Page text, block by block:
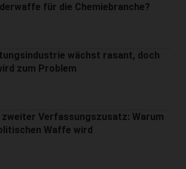
für die Chemiebranche?
wächst rasant, doch
zum Problem
zweiter Verfassungszusatz: Warum
Waffe wird